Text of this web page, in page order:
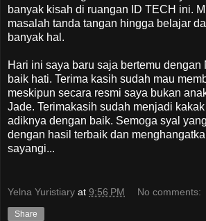
banyak kisah di ruangan ID TECH ini.
masalah tanda tangan hingga belajar
banyak hal.
Hari ini saya baru saja bertemu dengan
baik hati. Terima kasih sudah mau
meskipun secara resmi saya bukan
Jade. Terimakasih sudah menjadi
adiknya dengan baik. Semoga syal
dengan hasil terbaik dan
sayangi...
Yelna Yuristiary at 9:56 PM No comments:
Share